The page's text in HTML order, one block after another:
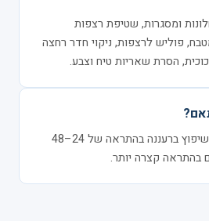
ומסגרות, שטיפת רצפות
פוליש לרצפות, ניקוי חדר רחצה
הסרת שאריות טיח וצבע.
ניתן לתאם ניקיון אחרי שיפוץ ברעננה בהתראה של 24–48
בהתראה קצרה יותר.